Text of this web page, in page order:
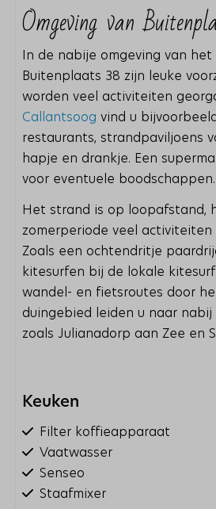
Omgeving van
In de nabije omgeving van
Buitenplaats 38 zijn leuke
worden veel activiteiten
Callantsoog vind u
restaurants, strandpaviljoens
hapje en drankje. Een
voor eventuele boodschappen.
Het strand is op loopafstand,
zomerperiode veel activiteiten
Zoals een ochtendritje
kitesurfen bij de lokale kitesurf
wandel- en fietsroutes door
duingebied leiden u naar
zoals Julianadorp aan Zee en
Keuken
Filter koffieapparaat
Vaatwasser
Senseo
Staafmixer